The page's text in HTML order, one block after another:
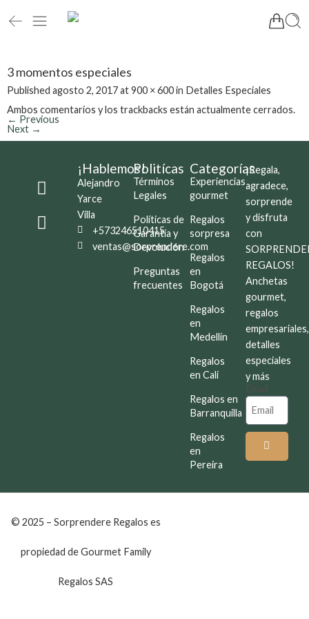
3 momentos especiales
Published agosto 2, 2017at900 × 600in Detalles Especiales
Ambos comentarios y los trackbacks están actualmente cerrados.
← Previous
Next →
¡Hablemos!
Alejandro
Yarce
Villa
+573246510415
ventas@sorprendere.com
Politícas
Términos
Legales
Políticas de
Garantía y
Devolución
Preguntas
frecuentes
Categorías
Experiencias
gourmet
Regalos
sorpresa
Regalos
en
Bogotá
Regalos
en
Medellín
Regalos
en Cali
Regalos en
Barranquilla
Regalos
en
Pereira
¡Regala,
agradece,
sorprende
y disfruta
con
REGALOS!
Anchetas
gourmet,
regalos
empresariales,
detalles
especiales
y más
Email
© 2025 – Sorprendere Regalos es
propiedad de Gourmet Family
Regalos SAS